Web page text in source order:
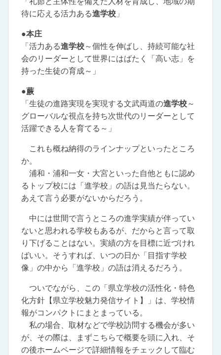
待に応える活力ある進学校」
●本庄
「活力ある進学校～個性を伸ばし、持続可能な社
会のリーダーとして世界にはばたく「高い志」を
持った生徒の育成～」
●蕨
「生徒の進路実現を実現する文武両道の進学校～
グローバルな視点を持ち次世代のリーダーとして
活躍できる人を育てる～」
これも概ね納得のラインナップといったところ
か。
浦和・浦和一女・大宮といった自他ともに認め
るトップ校には「進学校」の語は見当たらない。
あえて言う必要がないからだろう。
中には世間で言うところの進学実績が伴ってい
ないと思われる学校もあるが、だからと言って取
り下げることはない。実績の方を目標に近づけれ
ばいい。そうすれば、いつの日か「目指す学校
像」の中から「進学校」の語は消えるだろう。
ついでながら、この「県立学校の活性化・特色
化方針【県立学校魅力発信サイト】」は、学校情
報がコンパクトにまとまっている。
私の場合、取材などで学校訪問する機会が多い
が、その際は、まずこちらで概要を頭に入れ、そ
の後ホームページで詳細情報をチェックして臨む